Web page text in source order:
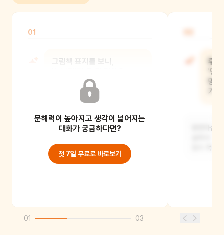
01
그림책 표지를 보니,
눈보라는 어떤 눈을
말할까요?
눈보라는 눈이 바람에 막~ 날리면서
추워서 눈물이 얼
문해력이 높아지고 생각이 넓어지는
대화가 궁금하다면?
첫 7일 무료로 바로보기
루
'망
망
기
망연자실
힘이 쭉 빠
01 03